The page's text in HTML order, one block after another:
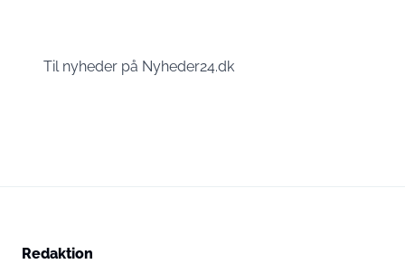
Til nyheder på Nyheder24.dk
Redaktion